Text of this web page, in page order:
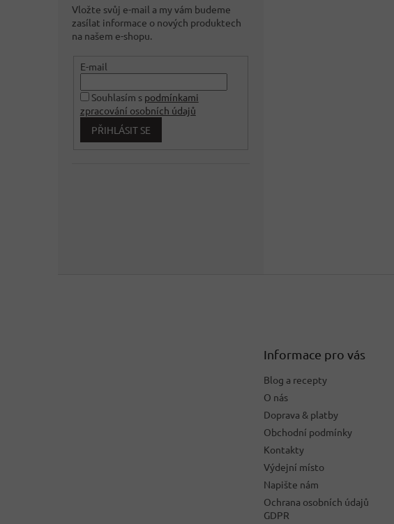
Vložte svůj e-mail a my vám budeme
zasílat informace o nových produktech
na našem e-shopu.
E-mail
Souhlasím s podmínkami
zpracování osobních údajů
PŘIHLÁSIT SE
Informace pro vás
Blog a recepty
O nás
Doprava & platby
Obchodní podmínky
Kontakty
Výdejní místo
Napište nám
Ochrana osobních údajů
GDPR